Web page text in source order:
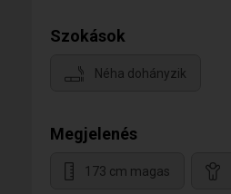
Szokások
Néha dohányzik
Megjelenés
173 cm magas